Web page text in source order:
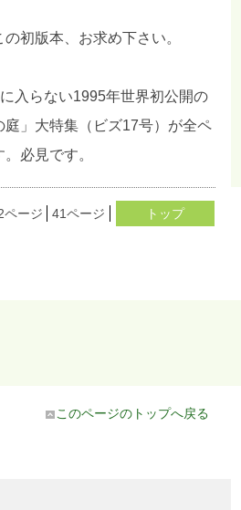
初版本、お求め下さい。
入らない1995年世界初公開の
庭」大特集（ビズ17号）が全ペ
必見です。
ページ 41ページ 40ページ 39ページ
トップ
このページのトップへ戻る